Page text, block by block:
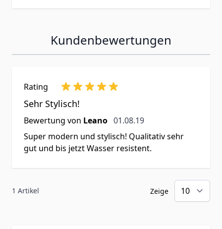
Kundenbewertungen
Rating
Sehr Stylisch!
Bewertung von Leano 1. August 2019
01.08.19
Super modern und stylisch! Qualitativ sehr
gut und bis jetzt Wasser resistent.
1 Artikel Zeige